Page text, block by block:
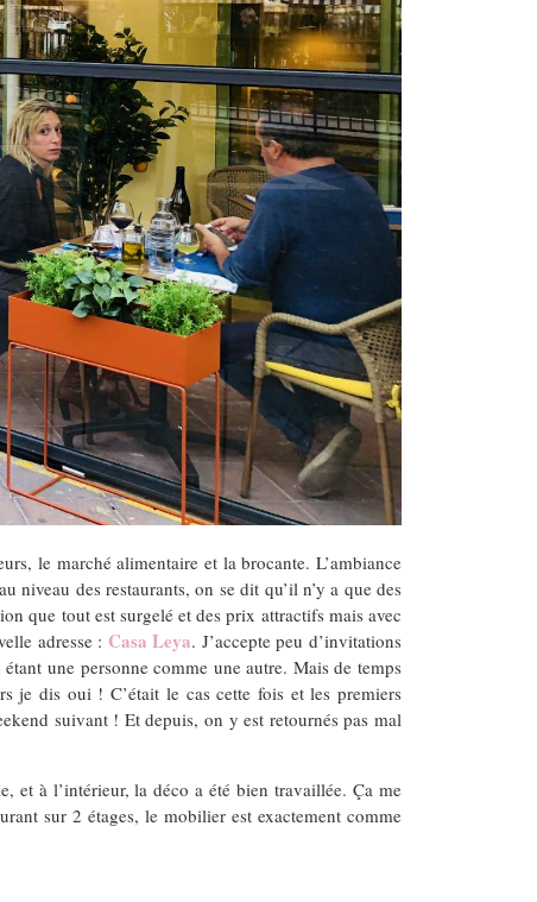
le marché alimentaire et la brocante. L’ambiance
niveau des restaurants, on se dit qu’il n’y a que des
que tout est surgelé et des prix attractifs mais avec
adresse : Casa Leya. J’accepte peu d’invitations
une personne comme une autre. Mais de temps
je dis oui ! C’était le cas cette fois et les premiers
suivant ! Et depuis, on y est retournés pas mal
et à l’intérieur, la déco a été bien travaillée. Ça me
sur 2 étages, le mobilier est exactement comme